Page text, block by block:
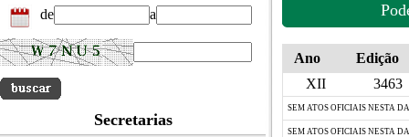
de a
Secretarias
Ano
Edição
XII
3463
SEM ATOS OFICIAIS NESTA
SEM ATOS OFICIAIS NESTA